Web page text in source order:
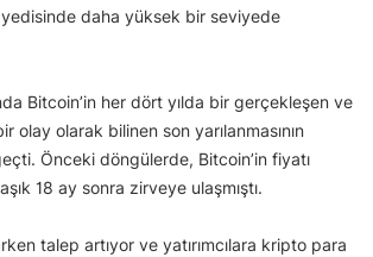
yedisinde daha yüksek bir seviyede
Bitcoin’in her dört yılda bir gerçekleşen ve
olay olarak bilinen son yarılanmasının
Önceki döngülerde, Bitcoin’in fiyatı
18 ay sonra zirveye ulaşmıştı.
talep artıyor ve yatırımcılara kripto para